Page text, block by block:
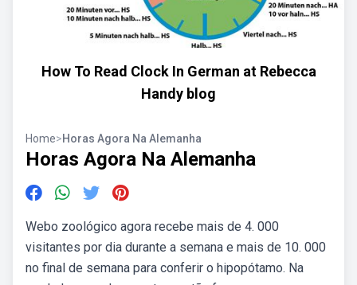
How To Read Clock In German at Rebecca
Handy blog
Home>Horas Agora Na Alemanha
Horas Agora Na Alemanha
Webo zoológico agora recebe mais de 4. 000
visitantes por dia durante a semana e mais de 10. 000
no final de semana para conferir o hipopótamo. Na